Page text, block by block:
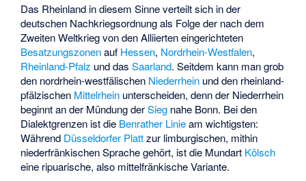
Das Rheinland in diesem Sinne verteilt sich in der
deutschen Nachkriegsordnung als Folge der nach dem
Zweiten Weltkrieg von den Alliierten eingerichteten
Besatzungszonenauf Hessen, Nordrhein-Westfalen,
Rheinland-Pfalz und dasSaarland. Seitdem kann man grob
den nordrhein-westfälischen Niederrhein und den rheinland-
pfälzischen Mittelrhein unterscheiden, denn der Niederrhein
beginnt an der Mündung derSieg nahe Bonn. Bei den
Dialektgrenzen ist die Benrather Linieam wichtigsten:
Während Düsseldorfer Plattzur limburgischen, mithin
niederfränkischen Sprache gehört, ist die Mundart Kölsch
eine ripuarische, also mittelfränkische Variante.